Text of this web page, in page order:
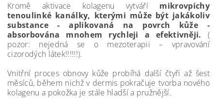
Kromě aktivace kolagenu vytváří mikrovpichy
tenoulinké kanálky, kterými může být jakákoliv
substance - aplikovaná na povrch kůže -
absorbována mnohem rychleji a efektivněji. (
pozor: nejedná se o mezoterapii – vpravování
cizorodých látek!!!!!!).
Vnitřní proces obnovy kůže probíhá další čtyři až šest
měsíců, během nichž v dermis pokračuje tvorba nového
kolagenu a pokožka je stále hladší a pružnější.